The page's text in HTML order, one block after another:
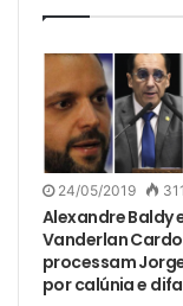
24/05/2019 311
Alexandre Baldy
Vanderlan
processam
por calúnia e